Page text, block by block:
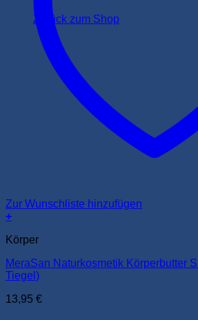
Zurück zum Shop
Zur Wunschliste hinzufügen
+
Körper
MeraSan Naturkosmetik Körperbutter
Tiegel)
13,95 €